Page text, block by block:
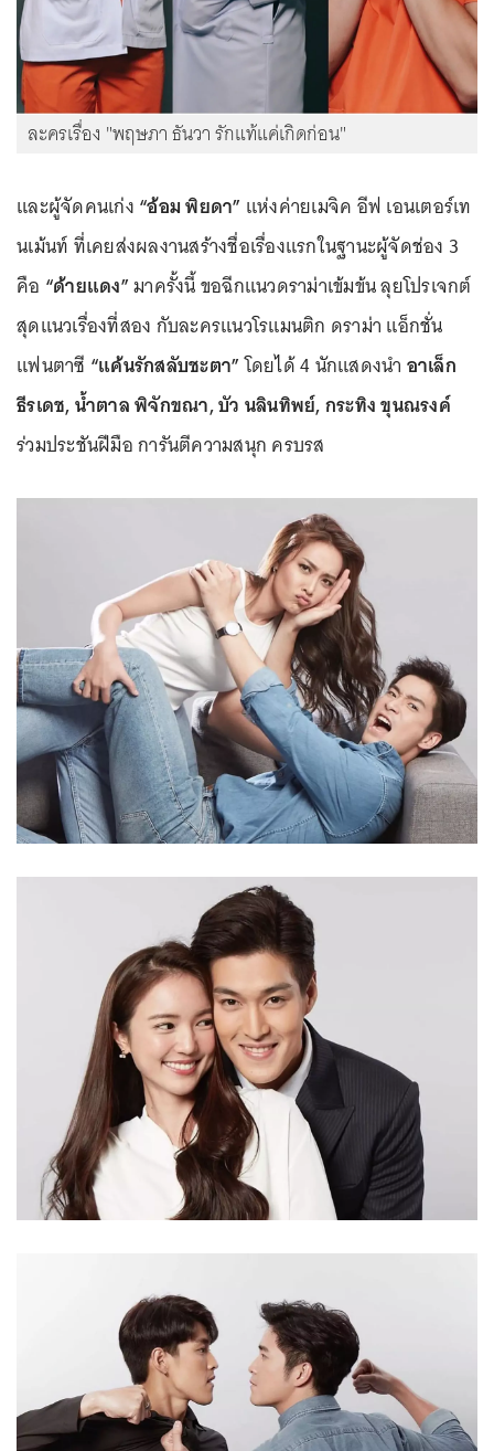
ละครเรื่อง "พฤษภา ธันวา รักแท้แค่เกิดก่อน"
และผู้จัดคนเก่ง “อ้อม พิยดา” แห่งค่ายเมจิค อีฟ เอนเตอร์เท
นเม้นท์ ที่เคยส่งผลงานสร้างชื่อเรื่องแรกในฐานะผู้จัดช่อง 3
คือ “ด้ายแดง”มาครั้งนี้ ขอฉีกแนวดราม่าเข้มข้น ลุยโปรเจกต์
สุดแนวเรื่องที่สอง กับละครแนวโรแมนติก ดราม่า แอ็กชั่น
แฟนตาซี “แค้นรักสลับชะตา”โดยได้ 4 นักแสดงนำ อาเล็ก
ธีรเดช, น้ำตาล พิจักขณา, บัว นลินทิพย์, กระทิง ขุนณรงค์
ร่วมประชันฝีมือ การันตีความสนุก ครบรส